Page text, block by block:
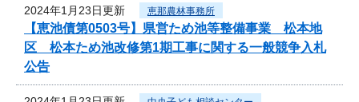
2024年1月23日更新 恵那農林事務所
【恵池債第0503号】県営ため池等整備事業 松本地
区 松本ため池改修第1期工事に関する一般競争入札
公告